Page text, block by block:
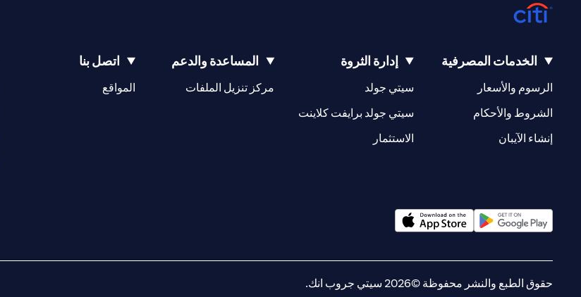
الخدمات المصرفية
الرسوم والأسعار
الشروط والأحكام
إنشاء الآيبان
إدارة الثروة
سيتي جولد
سيتي جولد برايفت كلاينت
الاستثمار
المساعدة والدعم
مركز تنزيل الملفات
اتصل بنا
المواقع
(opens in a new tab)
حقوق الطبع والنشر محفوظة ©2026 سيتي جروب انك.